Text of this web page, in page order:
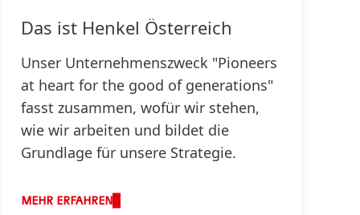
Das ist Henkel Österreich
Unser Unternehmenszweck "Pioneers
at heart for the good of generations"
fasst zusammen, wofür wir stehen,
wie wir arbeiten und bildet die
Grundlage für unsere Strategie.
MEHR ERFAHREN